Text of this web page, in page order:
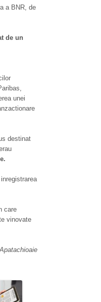
a BNR, de
de un
unei
destinat
care
vinovate